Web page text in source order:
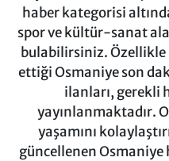
haber kategorisi
spor ve kültür-sanat
bulabilirsiniz. Özellikle
ettiği Osmaniye son
ilanları, gerekli
yayınlanmaktadır.
yaşamını
güncellenen